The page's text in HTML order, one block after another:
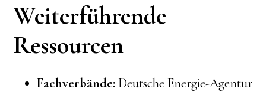
Weiterführende
Ressourcen
Fachverbände: Deutsche Energie-Agentur